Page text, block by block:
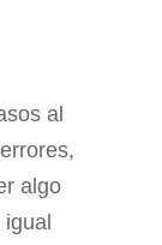
al
algo